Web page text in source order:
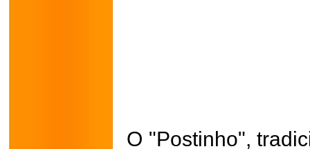
O "Postinho",